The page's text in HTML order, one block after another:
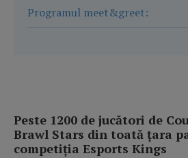
Programul meet&greet:
Peste 1200 de jucători de
Brawl Stars din toată țara
competiția Esports Kings